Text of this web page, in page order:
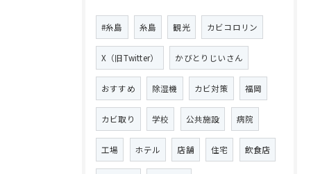
#糸島 糸島 観光 カビコロリン
X（旧Twitter） かびとりじいさん
おすすめ 除湿機 カビ対策 福岡
カビ取り 学校 公共施設 病院
工場 ホテル 店舗 住宅 飲食店